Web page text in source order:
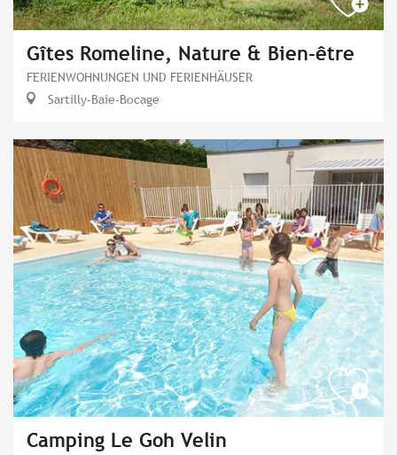
Gîtes Romeline, Nature & Bien-être
FERIENWOHNUNGEN UND FERIENHÄUSER
Sartilly-Baie-Bocage
Camping Le Goh Velin